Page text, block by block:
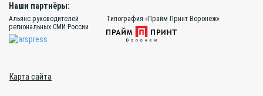
Наши партнёры:
Альянс руководителей
региональных СМИ России
Типография «Прайм Принт Воронеж»
Карта сайта